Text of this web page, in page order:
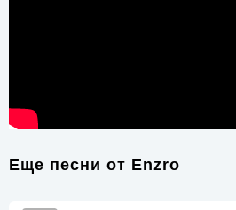
Еще песни от Enzro